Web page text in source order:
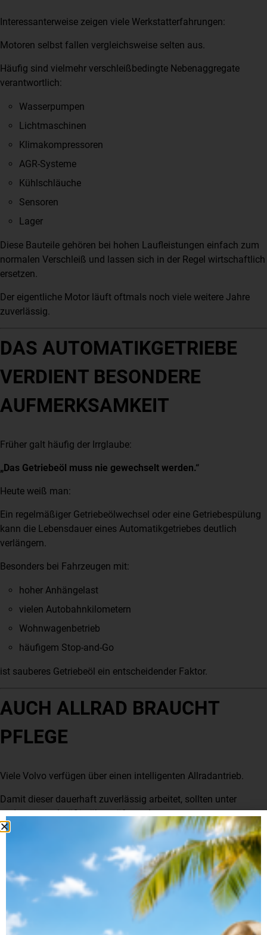
Interessanterweise zeigen viele Werkstatterfahrungen:
Motoren selbst fallen vergleichsweise selten aus.
Häufig sind vielmehr verschleißbedingte Nebenaggregate
verantwortlich:
Wasserpumpen
Lichtmaschinen
Klimakompressoren
AGR-Systeme
Kühlschläuche
Sensoren
Lager
Diese Bauteile gehören bei hohen Laufleistungen einfach zum
normalen Verschleiß und lassen sich in der Regel wirtschaftlich
ersetzen.
Der eigentliche Motor läuft oftmals noch viele weitere Jahre
zuverlässig.
DAS AUTOMATIKGETRIEBE
VERDIENT BESONDERE
AUFMERKSAMKEIT
Früher galt häufig der Irrglaube:
„Das Getriebeöl muss nie gewechselt werden.“
Heute weiß man:
Ein regelmäßiger Getriebeölwechsel oder eine Getriebespülung
kann die Lebensdauer eines Automatikgetriebes deutlich
verlängern.
Besonders bei Fahrzeugen mit:
hoher Anhängelast
vielen Autobahnkilometern
Wohnwagenbetrieb
häufigem Stop-and-Go
ist sauberes Getriebeöl ein entscheidender Faktor.
AUCH ALLRAD BRAUCHT
PFLEGE
Viele Volvo verfügen über einen intelligenten Allradantrieb.
Damit dieser dauerhaft zuverlässig arbeitet, sollten unter
anderem regelmäßig überprüft werden:
Verteilergetriebe
Wer diese Wartungsarbeiten ignoriert, riskiert teure Reparaturen,
obwohl der Motor selbst vollkommen gesund wäre.